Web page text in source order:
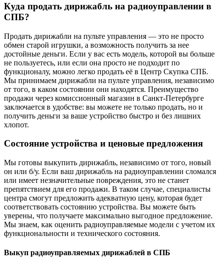
Куда продать дирижабль на радиоуправлении в
СПБ?
Продать дирижабли на пульте управления — это не просто
обмен старой игрушки, а возможность получить за нее
достойные деньги. Если у вас есть модель, которой вы больше
не пользуетесь, или если она просто не подходит по
функционалу, можно легко продать её в Центр Скупка СПБ.
Мы принимаем дирижабли на пульте управления, независимо
от того, в каком состоянии они находятся. Преимущество
продажи через комиссионный магазин в Санкт-Петербурге
заключается в удобстве: вы можете не только продать, но и
получить деньги за ваше устройство быстро и без лишних
хлопот.
Состояние устройства и ценовые предложения
Мы готовы выкупить дирижабль, независимо от того, новый
он или б/у. Если ваш дирижабль на радиоуправлении сломался
или имеет незначительные повреждения, это не станет
препятствием для его продажи. В таком случае, специалисты
центра смогут предложить адекватную цену, которая будет
соответствовать состоянию устройства. Вы можете быть
уверены, что получаете максимально выгодное предложение.
Мы знаем, как оценить радиоуправляемые модели с учетом их
функциональности и технического состояния.
Выкуп радиоуправляемых дирижаблей в СПБ